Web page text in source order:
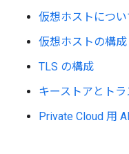
仮想ホストについ
仮想ホストの構成
TLS の構成
キーストアとト
Private Cloud 用